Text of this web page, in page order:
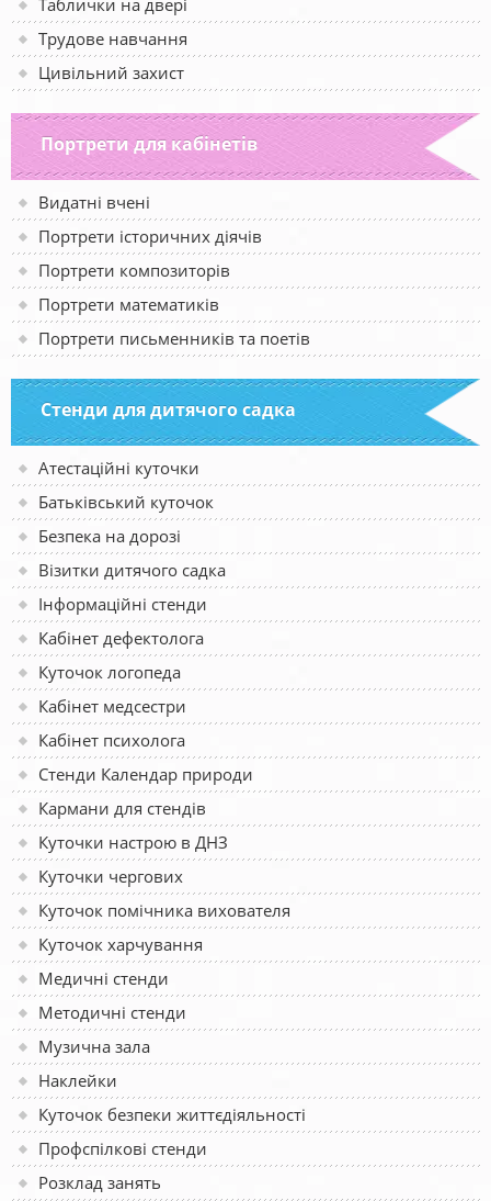
Трудове навчання
Цивільний захист
Портрети для кабінетів
Видатні вчені
Портрети історичних діячів
Портрети композиторів
Портрети математиків
Портрети письменників та поетів
Стенди для дитячого садка
Атестаційні куточки
Батьківський куточок
Безпека на дорозі
Візитки дитячого садка
Інформаційні стенди
Кабінет дефектолога
Куточок логопеда
Кабінет медсестри
Кабінет психолога
Стенди Календар природи
Кармани для стендів
Куточки настрою в ДНЗ
Куточки чергових
Куточок помічника вихователя
Куточок харчування
Медичні стенди
Методичні стенди
Музична зала
Наклейки
Куточок безпеки життєдіяльності
Профспілкові стенди
Розклад занять